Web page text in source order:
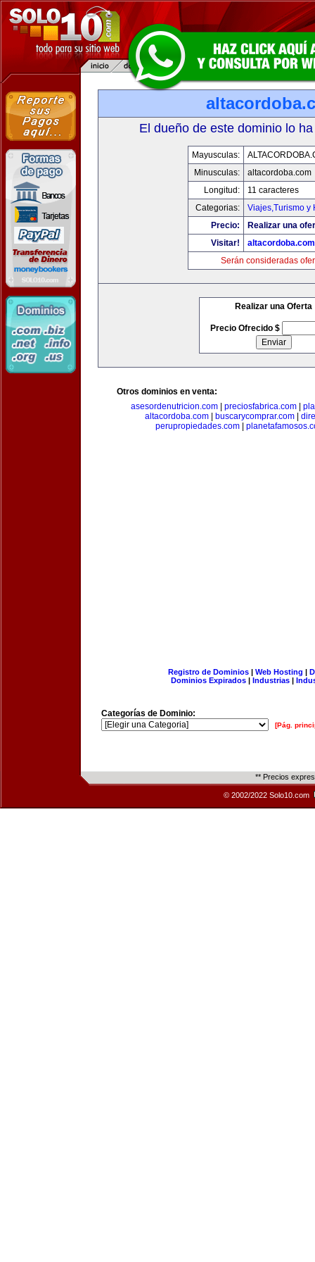
El dueño de este dominio lo
Mayusculas:
Minusculas:
altacordoba.com
Longitud:
11 caracteres
Categorias:
Viajes,Turismo y
Precio:
Realizar una
Visitar!
altacordoba.com
Serán consideradas
Realizar una Oferta
Precio Ofrecido $
Otros dominios en venta:
asesordenutricion.com
preciosfabrica.com
altacordoba.com
buscarycomprar.com
perupropiedades.com
Registro de Dominios| Web Hosting |
Dominios Expirados | Industrias |
Categorías de Dominio:
[Pág.
** Precios
© 2002/2022 Solo10.com